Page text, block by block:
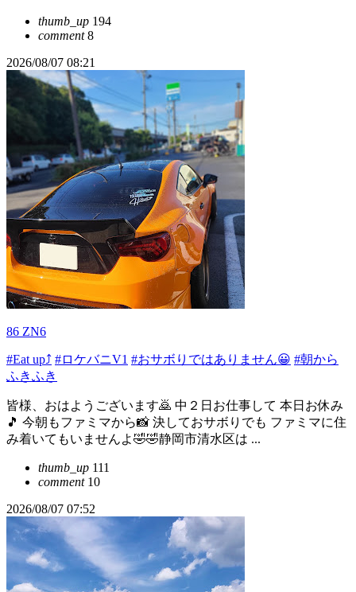
thumb_up 194
comment8
2026/08/07 08:21
86 ZN6
#Eat up⤴️ #ロケバニV1 #おサボりではありません😀 #朝から
ふきふき
皆様、おはようございます🙇 中２日お仕事して 本日お休み
🎵 今朝もファミマから📸 決しておサボりでも ファミマに住
み着いてもいませんよ🤣🤣静岡市清水区は ...
thumb_up 111
comment10
2026/08/07 07:52